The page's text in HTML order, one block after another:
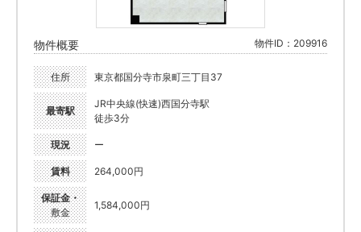
物件概要 物件ID：209916
住所 東京都国分寺市泉町三丁目37
最寄駅
JR中央線(快速)西国分寺駅
徒歩3分
現況 ー
賃料 264,000円
保証金・
敷金
1,584,000円